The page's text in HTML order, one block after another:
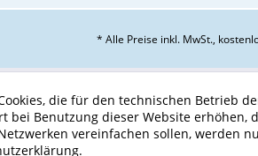
* Alle Preise inkl. MwSt.,
die für den technischen Betrieb
bei Benutzung dieser Website
vereinfachen sollen, werden